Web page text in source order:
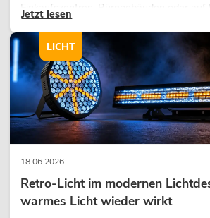
Einkaufszentren, Bürogebäuden oder auf
eine hochwertige Begrünung gehört
modernen Raumkonzept.
Jetzt lesen
18.06.2026
Retro-Licht im modernen
warmes Licht wieder wirkt
LICHT